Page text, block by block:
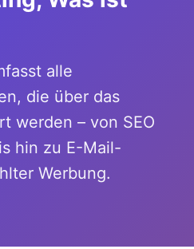
alle
die über das
werden – von SEO
hin zu E-Mail-
Werbung.